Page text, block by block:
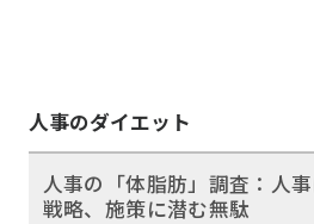
人事のダイエット
人事の「体脂肪」調査：人事
戦略、施策に潜む無駄